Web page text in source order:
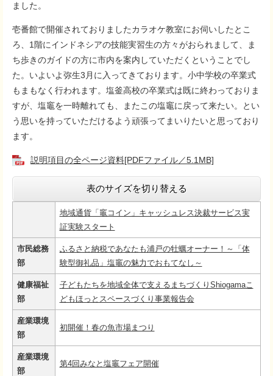
ました。
壱番館で開催されておりましたカラオケ教室にお伺いしたとこ
ろ、1階にインドネシアの技能実習生の方々がおられまして、ま
ち歩きのガイドの方に市内を案内していただくということでし
た。いよいよ弥生3月に入ってきております。小中学校の卒業式
もまもなく行われます。塩釜高校の卒業式は既に終わっておりま
すが、塩竈を一時離れても、またこの塩竈に戻って来たい。とい
う思いを持っていただけるよう頑張ってまいりたいと思っており
ます。
説明項目の全ページ資料[PDFファイル／5.1MB]
表のサイズを切り替える
地域通貨「竈コイン」キャッシュレス決裁サービス実
証実験スタート
市民総務
部
ふるさと納税であなたも浦戸の牡蠣オーナー！～「体
験型御礼品」塩竈の魅力でおもてなし～
健康福祉
部
子どもたちを地域全体で支えるまちづくりShiogamaこ
どもほっとスペースづくり事業報告会
産業環境
部
初開催！春の魚市場まつり
産業環境
部
第4回みなと塩竈フェア開催